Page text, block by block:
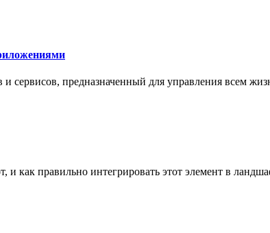
сервисов, предназначенный для управления всем
как правильно интегрировать этот элемент в